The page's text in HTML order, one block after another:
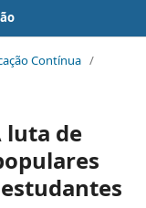
Contínua /
luta de